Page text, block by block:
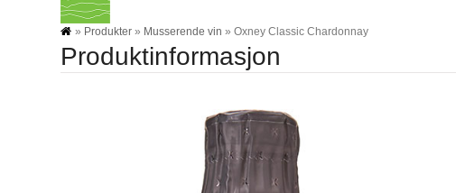
» Produkter » Musserende vin »Oxney Classic Chardonnay
Produktinformasjon